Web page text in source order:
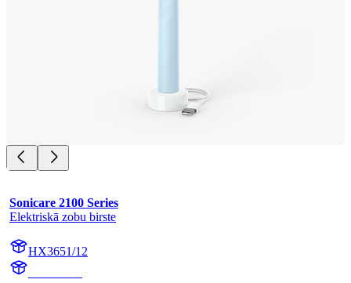
Sonicare 2100 Series
Elektriskā zobu birste
HX3651/12